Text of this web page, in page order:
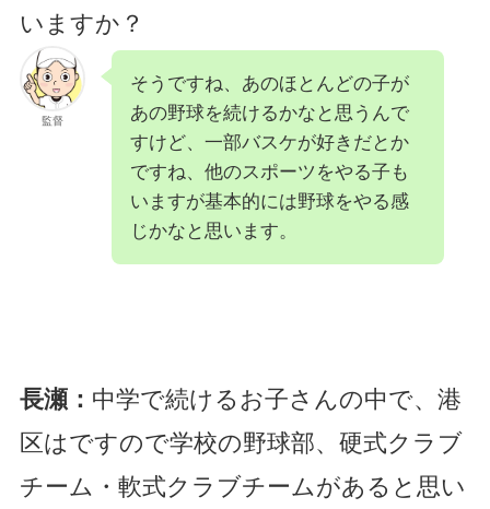
いますか？
監督
そうですね、あのほとんどの子が
あの野球を続けるかなと思うんで
すけど、一部バスケが好きだとか
ですね、他のスポーツをやる子も
いますが基本的には野球をやる感
じかなと思います。
長瀬： 中学で続けるお子さんの中で、港
区はですので学校の野球部、硬式クラブ
チーム・軟式クラブチームがあると思い